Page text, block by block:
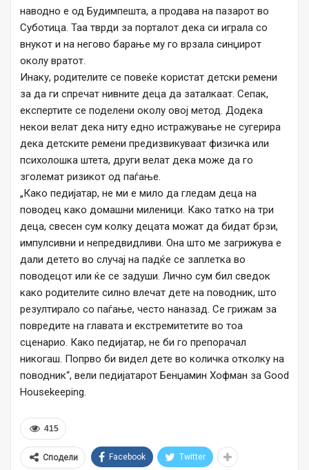
наводно е од Будимпешта, а продава на пазарот во
Суботица. Таа тврди за порталот дека си играла со
внукот и на негово барање му го врзала синџирот
околу вратот.
Инаку, родителите се повеќе користат детски ремени
за да ги спречат нивните деца да заталкаат. Сепак,
експертите се поделени околу овој метод. Додека
некои велат дека ниту едно истражување не сугерира
дека детските ремени предизвикуваат физичка или
психолошка штета, други велат дека може да го
зголемат ризикот од паѓање.
„Како педијатар, не ми е мило да гледам деца на
поводец како домашни миленици. Како татко на три
деца, свесен сум колку децата можат да бидат брзи,
импулсивни и непредвидливи. Она што ме загрижува е
дали детето во случај на падќе се заплетка во
поводецот или ќе се задуши. Лично сум бил сведок
како родителите силно влечат дете на поводник, што
резултирало со паѓање, често наназад. Се грижам за
повредите на главата и екстремитетите во тоа
сценарио. Како педијатар, не би го препорачал
никогаш. Попрво би видел дете во количка отколку на
поводник“, вели педијатарот Бенџамин Хофман за Good
Housekeeping.
415
Сподели Facebook Twitter